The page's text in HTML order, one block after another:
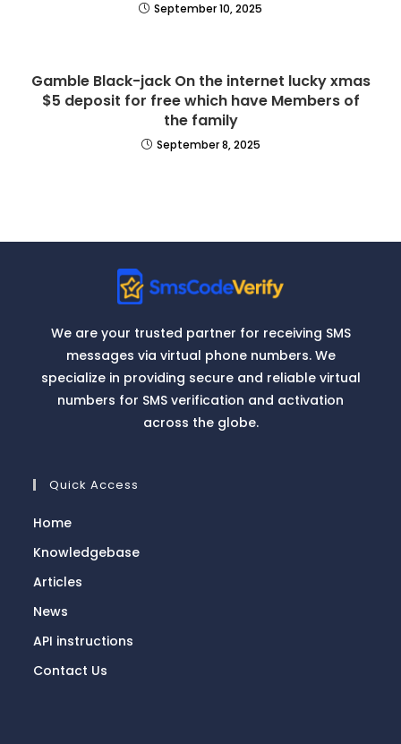
September 10, 2025
Gamble Black-jack On the internet lucky xmas
$5 deposit for free which have Members of
the family
September 8, 2025
We are your trusted partner for receiving SMS
messages via virtual phone numbers. We
specialize in providing secure and reliable virtual
numbers for SMS verification and activation
across the globe.
Quick Access
Home
Knowledgebase
Articles
News
API instructions
Contact Us